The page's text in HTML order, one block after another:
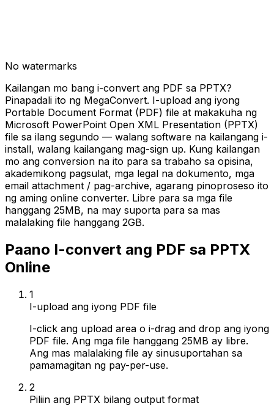
No watermarks
Kailangan mo bang i-convert ang PDF sa PPTX?
Pinapadali ito ng MegaConvert. I-upload ang iyong
Portable Document Format (PDF) file at makakuha ng
Microsoft PowerPoint Open XML Presentation (PPTX)
file sa ilang segundo — walang software na kailangang i-
install, walang kailangang mag-sign up. Kung kailangan
mo ang conversion na ito para sa trabaho sa opisina,
akademikong pagsulat, mga legal na dokumento, mga
email attachment / pag-archive, agarang pinoproseso ito
ng aming online converter. Libre para sa mga file
hanggang 25MB, na may suporta para sa mas
malalaking file hanggang 2GB.
Paano I-convert ang PDF sa PPTX
Online
1
I-upload ang iyong PDF file
I-click ang upload area o i-drag and drop ang iyong
PDF file. Ang mga file hanggang 25MB ay libre.
Ang mas malalaking file ay sinusuportahan sa
pamamagitan ng pay-per-use.
2
Piliin ang PPTX bilang output format